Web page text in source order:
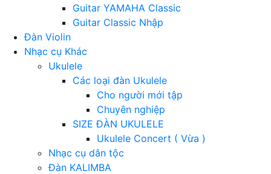
Guitar YAMAHA Classic
Guitar Classic Nhập
Đàn Violin
Nhạc cụ Khác
Ukulele
Các loại đàn Ukulele
Cho người mới tập
Chuyên nghiệp
SIZE ĐÀN UKULELE
Ukulele Concert ( Vừa )
Nhạc cụ dân tộc
Đàn KALIMBA